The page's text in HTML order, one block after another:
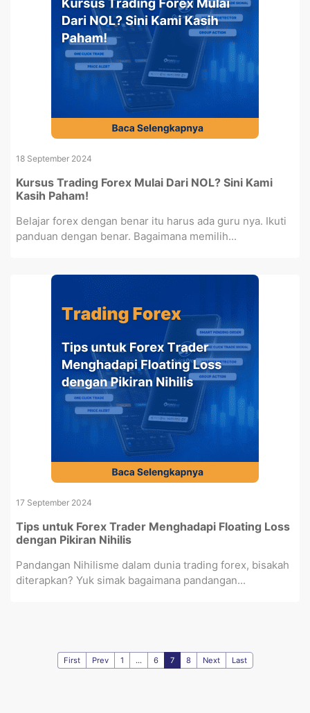
18 September 2024
Kursus Trading Forex Mulai Dari NOL? Sini Kami
Kasih Paham!
Belajar forex dengan benar itu harus ada guru nya. Ikuti
panduan dengan benar. Bagaimana memilih...
17 September 2024
Tips untuk Forex Trader Menghadapi Floating Loss
dengan Pikiran Nihilis
Pandangan Nihilisme dalam dunia trading forex, bisakah
diterapkan? Yuk simak bagaimana pandangan...
First Prev 1 ... 6 7 8 Next Last